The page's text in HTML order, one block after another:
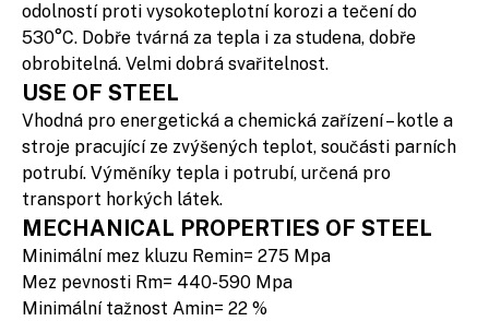
odolností proti vysokoteplotní korozi a tečení do
530°C. Dobře tvárná za tepla i za studena, dobře
obrobitelná. Velmi dobrá svařitelnost.
USE OF STEEL
Vhodná pro energetická a chemická zařízení – kotle a
stroje pracující ze zvýšených teplot, součásti parních
potrubí. Výměníky tepla i potrubí, určená pro
transport horkých látek.
MECHANICAL PROPERTIES OF STEEL
Minimální mez kluzu Remin= 275 Mpa
Mez pevnosti Rm= 440-590 Mpa
Minimální tažnost Amin= 22 %